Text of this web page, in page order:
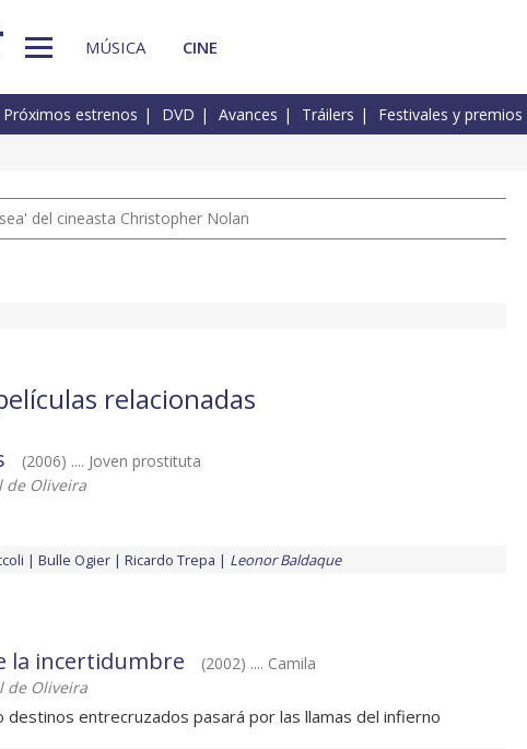
MÚSICA CINE
Próximos estrenos DVD Avances Tráilers Festivales y premios
del cineasta Christopher Nolan
relacionadas
(2006) .... Joven prostituta
de Oliveira
Bulle Ogier Ricardo Trepa Leonor Baldaque
la incertidumbre
(2002) .... Camila
de Oliveira
destinos entrecruzados pasará por las llamas del infierno